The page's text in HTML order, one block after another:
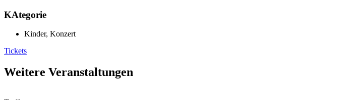
KAtegorie
Kinder, Konzert
Tickets
Weitere Veranstaltungen